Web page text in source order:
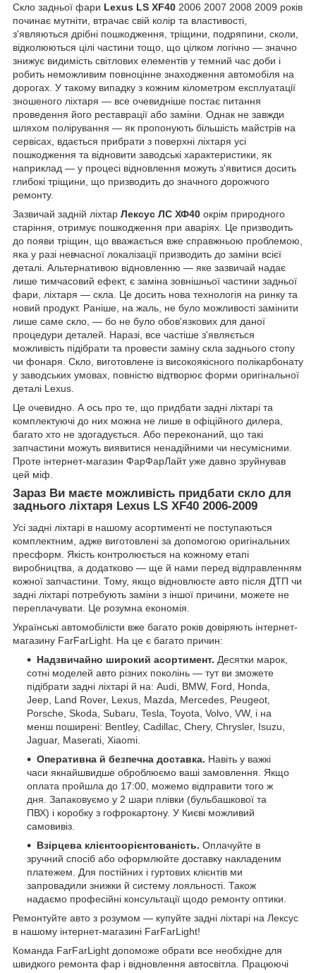
Скло задньої фари Lexus LS XF40 2006 2007 2008 2009 років
починає мутніти, втрачає свій колір та властивості,
з'являються дрібні пошкодження, тріщини, подряпини, сколи,
відколюються цілі частини тощо, що цілком логічно — значно
знижує видимість світлових елементів у темний час доби і
робить неможливим повноцінне знаходження автомобіля на
дорогах. У такому випадку з кожним кілометром експлуатації
зношеного ліхтаря — все очевидніше постає питання
проведення його реставрації або заміни. Однак не завжди
шляхом полірування — як пропонують більшість майстрів на
сервісах, вдається прибрати з поверхні ліхтаря усі
пошкодження та відновити заводські характеристики, як
наприклад — у процесі відновлення можуть з'явитися досить
глибокі тріщини, що призводить до значного дорожчого
ремонту.
Зазвичай задній ліхтар Лексус ЛС ХФ40 окрім природного
старіння, отримує пошкодження при аваріях. Це призводить
до появи тріщин, що вважається вже справжньою проблемою,
яка у разі невчасної локалізації призводить до заміни всієї
деталі. Альтернативою відновленню — яке зазвичай надає
лише тимчасовий ефект, є заміна зовнішньої частини задньої
фари, ліхтаря — скла. Це досить нова технологія на ринку та
новий продукт. Раніше, на жаль, не було можливості замінити
лише саме скло, — бо не було обов'язкових для даної
процедури деталей. Наразі, все частіше з'являється
можливість підібрати та провести заміну скла заднього стопу
чи фонаря. Скло, виготовлене із високоякісного полікарбонату
у заводських умовах, повністю відтворює форми оригінальної
деталі Lexus.
Це очевидно. А ось про те, що придбати задні ліхтарі та
комплектуючі до них можна не лише в офіційного дилера,
багато хто не здогадується. Або переконаний, що такі
запчастини можуть виявитися ненадійними чи несумісними.
Проте інтернет-магазин ФарФарЛайт уже давно зруйнував
цей міф.
Зараз Ви маєте можливість придбати скло для
заднього ліхтаря Lexus LS XF40 2006-2009
Усі задні ліхтарі в нашому асортименті не поступаються
комплектним, адже виготовлені за допомогою оригінальних
пресформ. Якість контролюється на кожному етапі
виробництва, а додатково — ще й нами перед відправленням
кожної запчастини. Тому, якщо відновлюєте авто після ДТП чи
задні ліхтарі потребують заміни з іншої причини, можете не
переплачувати. Це розумна економія.
Українські автомобілісти вже багато років довіряють інтернет-
магазину FarFarLight. На це є багато причин:
Надзвичайно широкий асортимент. Десятки марок,
сотні моделей авто різних поколінь — тут ви зможете
підібрати задні ліхтарі й на: Audi, BMW, Ford, Honda,
Jeep, Land Rover, Lexus, Mazda, Mercedes, Peugeot,
Porsche, Skoda, Subaru, Tesla, Toyota, Volvo, VW, і на
менш поширені: Bentley, Cadillac, Chery, Chrysler, Isuzu,
Jaguar, Maserati, Xiaomi.
Оперативна й безпечна доставка. Навіть у важкі
часи якнайшвидше оброблюємо ваші замовлення. Якщо
оплата пройшла до 17:00, можемо відправити того ж
дня. Запаковуємо у 2 шари плівки (бульбашкової та
ПВХ) і коробку з гофрокартону. У Києві можливий
самовивіз.
Взірцева клієнтоорієнтованість. Оплачуйте в
зручний спосіб або оформлюйте доставку накладеним
платежем. Для постійних і гуртових клієнтів ми
запровадили знижки й систему лояльності. Також
надаємо професійні консультації щодо ремонту оптики.
Ремонтуйте авто з розумом — купуйте задні ліхтарі на Лексус
в нашому інтернет-магазині FarFarLight!
Команда FarFarLight допоможе обрати все необхідне для
швидкого ремонта фар і відновлення автосвітла. Працюючі